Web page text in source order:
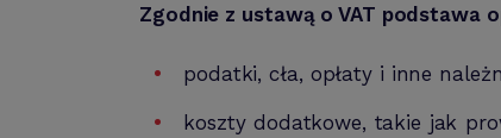
Zgodnie z ustawą o VAT podstawa
podatki, cła, opłaty i inne
koszty dodatkowe, takie jak